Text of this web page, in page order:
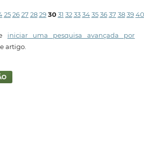
25 26 27 28 29 30 31 32 33 34 35 36 37 38 39 40
iniciar uma pesquisa avançada por
artigo.